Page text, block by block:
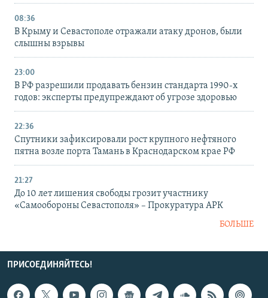
08:36
В Крыму и Севастополе отражали атаку дронов, были
слышны взрывы
23:00
В РФ разрешили продавать бензин стандарта 1990-х
годов: эксперты предупреждают об угрозе здоровью
22:36
Спутники зафиксировали рост крупного нефтяного
пятна возле порта Тамань в Краснодарском крае РФ
21:27
До 10 лет лишения свободы грозит участнику
«Самообороны Севастополя» – Прокуратура АРК
БОЛЬШЕ
ПРИСОЕДИНЯЙТЕСЬ!